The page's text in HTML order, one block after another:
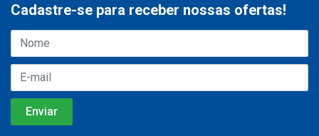
Cadastre-se para receber nossas ofertas!